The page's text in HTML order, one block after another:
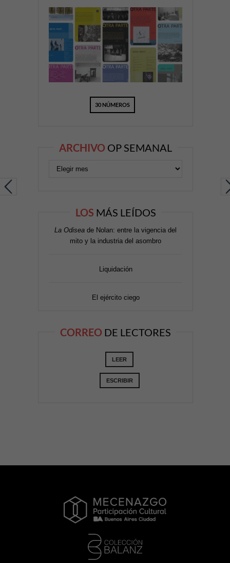
30 NÚMEROS
ARCHIVO OP SEMANAL
LOS MÁS LEÍDOS
La Odisea de Nolan: entre la vigencia del
mito y la industria del asombro
Liquidación
El ejército ciego
CORREO DE LECTORES
LEER
ESCRIBIR